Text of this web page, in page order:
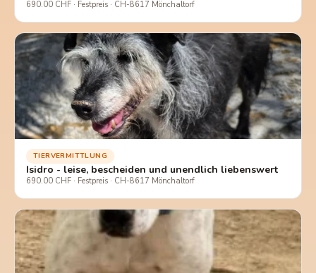
690.00 CHF · Festpreis · CH-8617 Mönchaltorf
TIERVERMITTLUNG
Isidro - leise, bescheiden und unendlich liebenswert
690.00 CHF · Festpreis · CH-8617 Mönchaltorf